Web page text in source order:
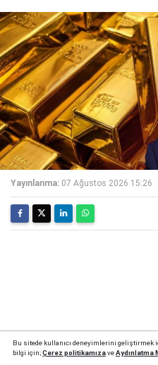
Yayınlanma: 07 Ağustos 2026 15:26
Bu sitede kullanıcı deneyimlerini geliştirmek
bilgi için;Çerez politikamızaveAydınlatma